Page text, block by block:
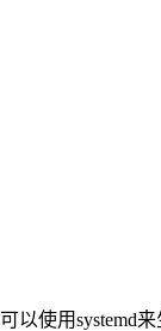
使用systemd来